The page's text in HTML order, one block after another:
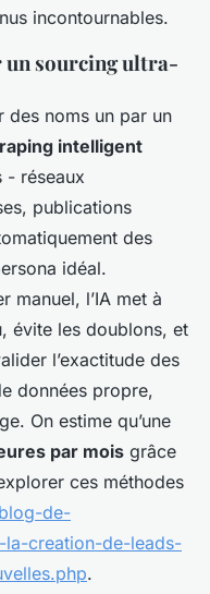
incontournables.
un sourcing ultra-
des noms un par un
intelligent
- réseaux
publications
des
idéal.
manuel, l’IA met à
évite les doublons, et
l’exactitude des
données propre,
On estime qu’une
par mois grâce
ces méthodes
de-
creation-de-leads-
.